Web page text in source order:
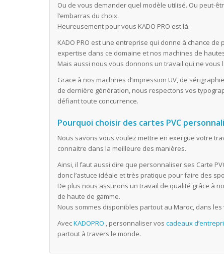
Ou de vous demander quel modèle utilisé. Ou peut-
l’embarras du choix.
Heureusement pour vous KADO PRO est là.
KADO PRO est une entreprise qui donne à chance
expertise dans ce domaine et nos machines de
Mais aussi nous vous donnons un travail qui ne vous
Grace à nos machines d’impression UV, de
de dernière génération, nous respectons vos
défiant toute concurrence.
Pourquoi choisir des cartes PVC
Nous savons vous voulez mettre en exergue votre
connaitre dans la meilleure des manières.
Ainsi, il faut aussi dire que personnaliser ses Carte
donc l’astuce idéale et très pratique pour faire des
De plus nous assurons un travail de qualité grâce à
de haute de gamme.
Nous sommes disponibles partout au Maroc, dans
AvecKADOPRO , personnaliser voscadeaux
partout à travers le monde.